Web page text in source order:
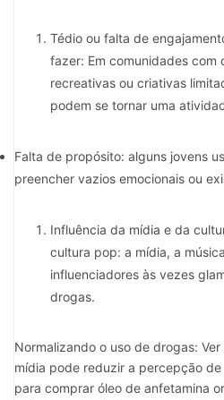
Tédio ou falta de
fazer: Em comunidades com
recreativas ou criativas
podem se tornar uma
Falta de propósito: alguns jovens
preencher vazios emocionais ou
Influência da mídia e da
cultura pop: a mídia, a
influenciadores às vezes
drogas.
Normalizando o uso de drogas:
mídia pode reduzir a percepção
para comprar óleo de anfetamina